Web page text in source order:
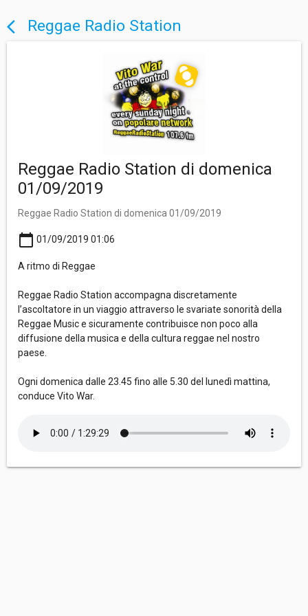
arrow_back_ios Reggae Radio Station
Reggae Radio Station di domenica
01/09/2019
Reggae Radio Station di domenica 01/09/2019
calendar_today 01/09/2019 01:06
A ritmo di Reggae
Reggae Radio Station accompagna discretamente
l’ascoltatore in un viaggio attraverso le svariate sonorità della
Reggae Music e sicuramente contribuisce non poco alla
diffusione della musica e della cultura reggae nel nostro
paese.
Ogni domenica dalle 23.45 fino alle 5.30 del lunedì mattina,
conduce Vito War.